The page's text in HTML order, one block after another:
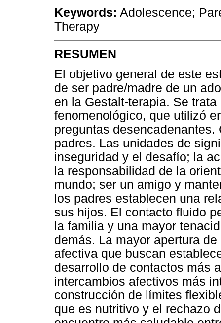
Keywords: Adolescence;
Therapy
RESUMEN
El objetivo general de este
de ser padre/madre de un
en la Gestalt-terapia. Se
fenomenológico, que utilizó
preguntas
padres. Las unidades de
inseguridad y el desafío; la
la responsabilidad de la
mundo; ser un amigo y
los padres establecen una
sus hijos. El contacto fluido
la familia y una mayor
demás. La mayor apertura
afectiva que buscan
desarrollo de contactos más
intercambios afectivos más
construcción de límites
que es nutritivo y el rechazo